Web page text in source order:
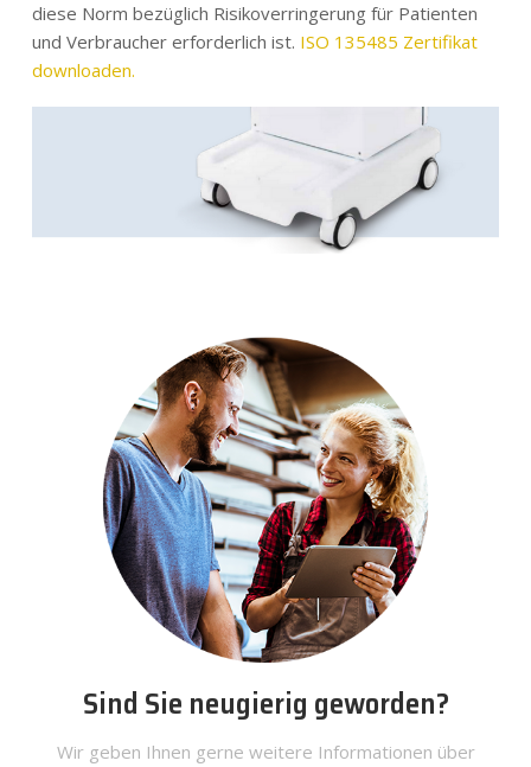
diese Norm bezüglich Risikoverringerung für Patienten
und Verbraucher erforderlich ist. ISO 135485 Zertifikat
downloaden.
Sind Sie neugierig geworden?
Wir geben Ihnen gerne weitere Informationen über